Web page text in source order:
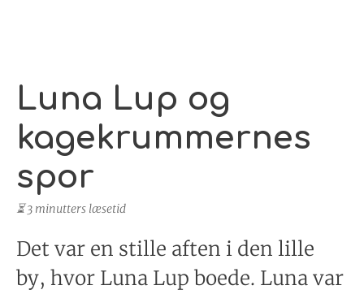
Luna Lup og
kagekrummernes
spor
⏳ 3 minutters læsetid
Det var en stille aften i den lille
by, hvor Luna Lup boede. Luna var